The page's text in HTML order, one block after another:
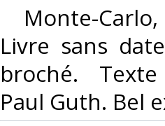
Monte-
Livre sans
broché.
Paul Guth. Bel